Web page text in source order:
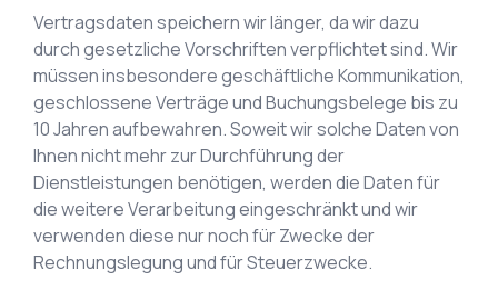
Vertragsdaten speichern wir länger, da wir dazu
durch gesetzliche Vorschriften verpflichtet sind. Wir
müssen insbesondere geschäftliche Kommunikation,
geschlossene Verträge und Buchungsbelege bis zu
10 Jahren aufbewahren. Soweit wir solche Daten von
Ihnen nicht mehr zur Durchführung der
Dienstleistungen benötigen, werden die Daten für
die weitere Verarbeitung eingeschränkt und wir
verwenden diese nur noch für Zwecke der
Rechnungslegung und für Steuerzwecke.